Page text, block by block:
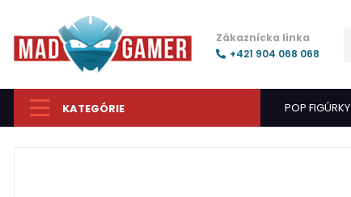
Zákaznícka linka
+421 904 068 068
KATEGÓRIE POP FIGÚRKY